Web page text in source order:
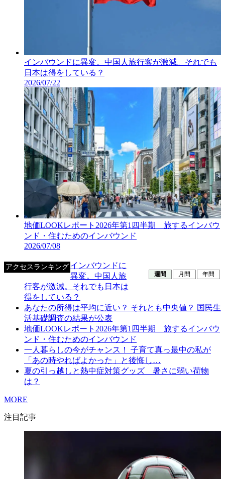
インバウンドに異変。中国人旅行客が激減。それでも
日本は得をしている？
2026/07/22
地価LOOKレポート2026年第1四半期 旅するインバウ
ンド・住むためのインバウンド
2026/07/08
アクセスランキング
週間 月間 年間
インバウンドに
異変。中国人旅
行客が激減。それでも日本は
得をしている？
あなたの所得は平均に近い？ それとも中央値？ 国民生
活基礎調査の結果が公表
地価LOOKレポート2026年第1四半期 旅するインバウ
ンド・住むためのインバウンド
一人暮らしの今がチャンス！ 子育て真っ最中の私が
「あの時やればよかった」と後悔し…
夏の引っ越しと熱中症対策グッズ 暑さに弱い荷物
は？
MORE
注目記事